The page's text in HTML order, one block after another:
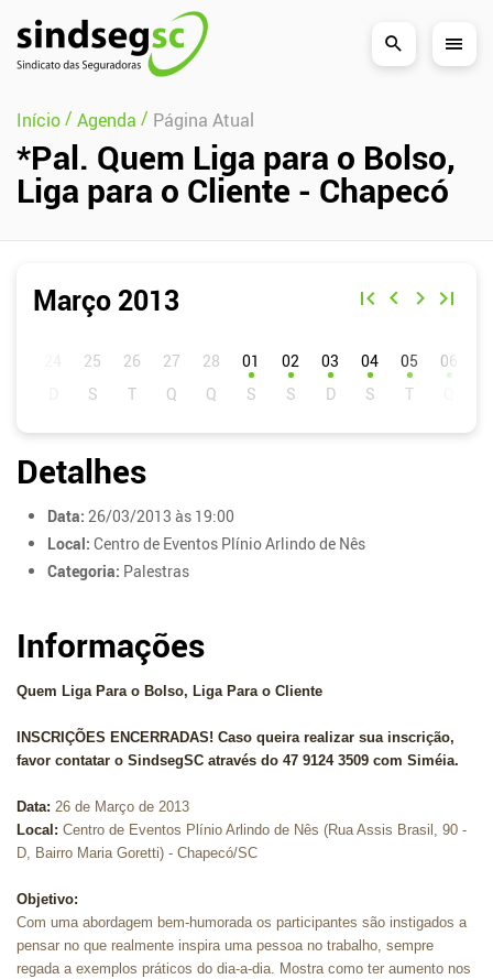
Pular Navegação (s)
Início/ Agenda / Página Atual
*Pal. Quem Liga para o Bolso,
Liga para o Cliente - Chapecó
Março 2013
01 02 03 04 05 06
Detalhes
Data: 26/03/2013 às 19:00
Local: Centro de Eventos Plínio Arlindo de Nês
Categoria: Palestras
Informações
Quem Liga Para o Bolso, Liga Para o Cliente
INSCRIÇÕES ENCERRADAS! Caso queira realizar sua inscrição,
favor contatar o SindsegSC através do 47 9124 3509 com Siméia.
Data: 26 de Março de 2013
Local: Centro de Eventos Plínio Arlindo de Nês (Rua Assis Brasil, 90 -
D, Bairro Maria Goretti) - Chapecó/SC
Objetivo:
Com uma abordagem bem-humorada os participantes são instigados a
pensar no que realmente inspira uma pessoa no trabalho, sempre
regada a exemplos práticos do dia-a-dia. Mostra como ter aumento nos